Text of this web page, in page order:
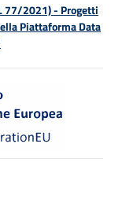
77/2021) - Progetti
Piattaforma Data